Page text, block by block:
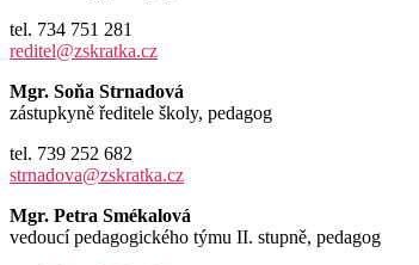
tel. 734 751 281
reditel@zskratka.cz
Mgr. Soňa Strnadová
zástupkyně ředitele školy, pedagog
tel. 739 252 682
strnadova@zskratka.cz
Mgr. Petra Smékalová
vedoucí pedagogického týmu II. stupně, pedagog